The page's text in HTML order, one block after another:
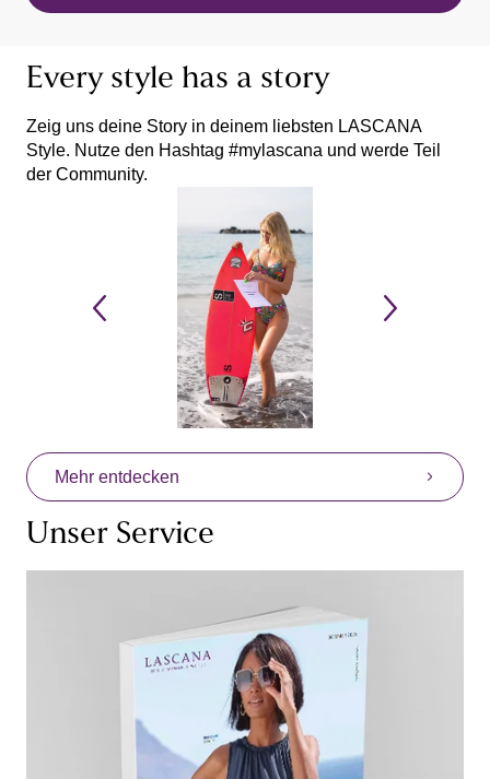
Every style has a story
Zeig uns deine Story in deinem liebsten LASCANA
Style. Nutze den Hashtag #mylascana und werde Teil
der Community.
Mehr entdecken
Unser Service